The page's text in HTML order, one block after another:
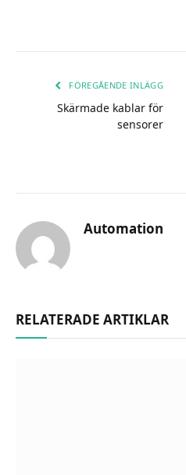
FÖREGÅENDE INLÄGG
Skärmade kablar för
sensorer
Automation
RELATERADE ARTIKLAR